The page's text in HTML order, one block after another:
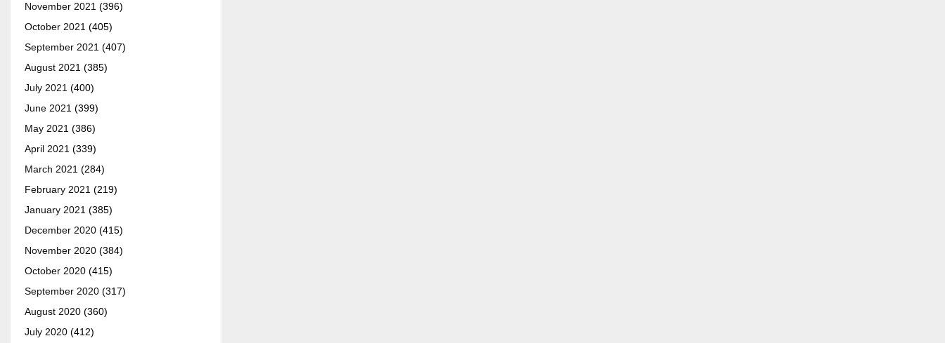
November 2021 (396)
October 2021 (405)
September 2021 (407)
August 2021 (385)
July 2021 (400)
June 2021 (399)
May 2021 (386)
April 2021 (339)
March 2021 (284)
February 2021 (219)
January 2021 (385)
December 2020 (415)
November 2020 (384)
October 2020 (415)
September 2020 (317)
August 2020 (360)
July 2020 (412)